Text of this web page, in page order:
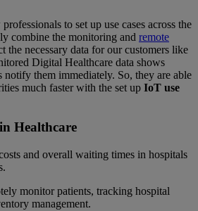
to set up use cases across the
combine the monitoring and remote
the necessary data for our customers like
Digital Healthcare data shows
notify them immediately. So, they are able
much faster with the set up IoT use
Healthcare
and overall waiting times in hospitals
monitor patients, tracking hospital
management.